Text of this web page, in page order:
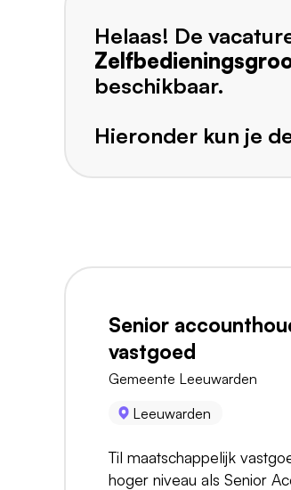
Helaas! De
beschikbaar.
Hieronder kun je
Senior
vastgoed
Gemeente Leeuwarden
Leeuwarden
Til maatschappelijk
hoger niveau als Senior